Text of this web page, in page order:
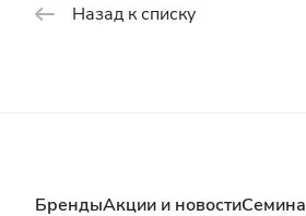
Назад к списку
БрендыАкции и новости